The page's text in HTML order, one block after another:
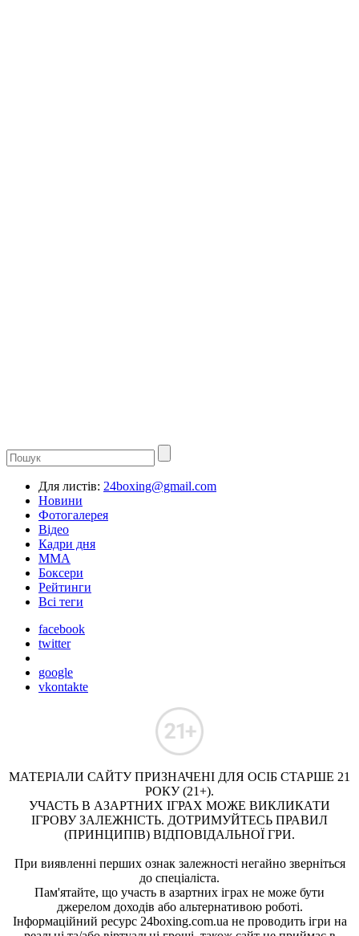
Для листів: 24boxing@gmail.com
Новини
Фотогалерея
Відео
Кадри дня
ММА
Боксери
Рейтинги
Всі теги
facebook
twitter
google
vkontakte
МАТЕРІАЛИ САЙТУ ПРИЗНАЧЕНІ ДЛЯ ОСІБ СТАРШЕ 21
РОКУ (21+).
УЧАСТЬ В АЗАРТНИХ ІГРАХ МОЖЕ ВИКЛИКАТИ
ІГРОВУ ЗАЛЕЖНІСТЬ. ДОТРИМУЙТЕСЬ ПРАВИЛ
(ПРИНЦИПІВ) ВІДПОВІДАЛЬНОЇ ГРИ.
При виявленні перших ознак залежності негайно зверніться
до спеціаліста.
Пам'ятайте, що участь в азартних іграх не може бути
джерелом доходів або альтернативою роботі.
Інформаційний ресурс 24boxing.com.ua не проводить ігри на